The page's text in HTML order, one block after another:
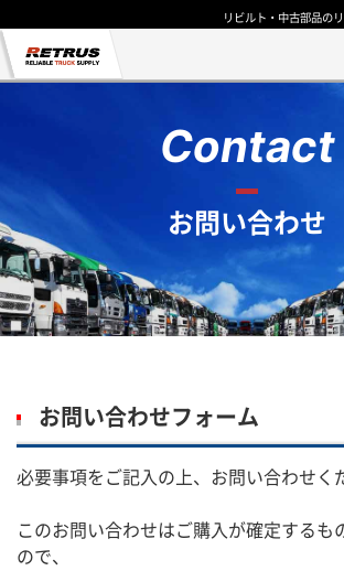
リビルト・中古部品の
Contact
お問い合わせ
お問い合わせフォーム
必要事項をご記入の上、お問い合わせく
このお問い合わせはご購入が確定するも
ので、